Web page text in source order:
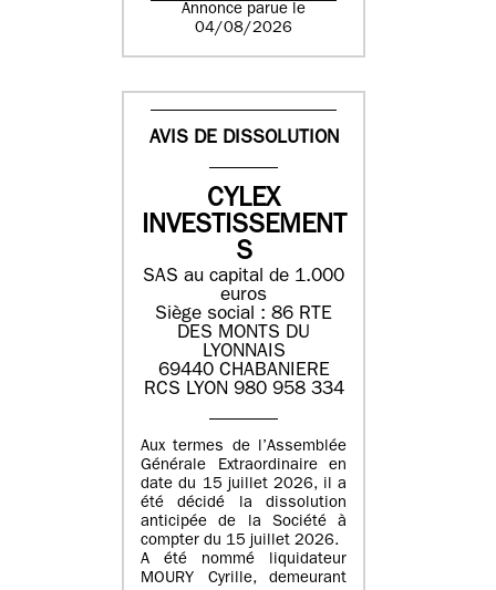
Annonce parue le
04/08/2026
AVIS DE DISSOLUTION
CYLEX
INVESTISSEMENT
S
SAS au capital de 1.000
euros
Siège social : 86 RTE
DES MONTS DU
LYONNAIS
69440 CHABANIERE
RCS LYON 980 958 334
Aux termes de l’Assemblée
Générale Extraordinaire en
date du 15 juillet 2026, il a
été décidé la dissolution
anticipée de la Société à
compter du 15 juillet 2026.
A été nommé liquidateur
MOURY Cyrille, demeurant